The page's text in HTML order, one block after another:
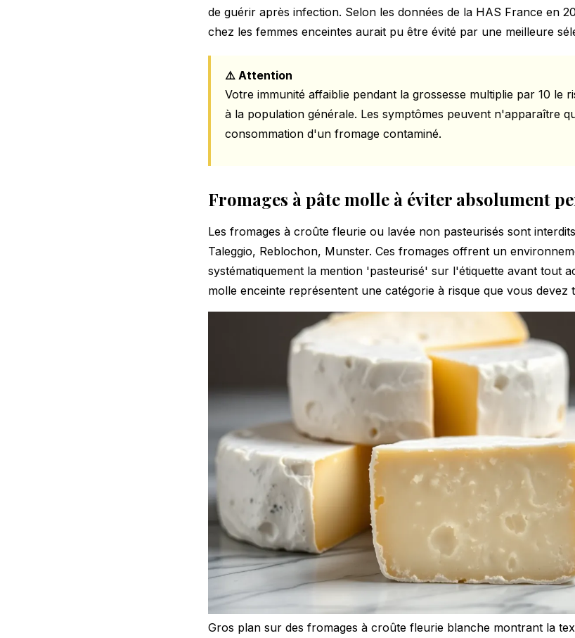
de guérir après infection. Selon les données de la HAS France en
chez les femmes enceintes aurait pu être évité par une meilleure
⚠️ Attention
Votre immunité affaiblie pendant la grossesse multiplie par 10 le
à la population générale. Les symptômes peuvent n'apparaître
consommation d'un fromage contaminé.
Fromages à pâte molle à éviter absolument
Les fromages à croûte fleurie ou lavée non pasteurisés sont
Taleggio, Reblochon, Munster. Ces fromages offrent un
systématiquement la mention 'pasteurisé' sur l'étiquette avant tout
molle enceinte représentent une catégorie à risque que vous devez
Gros plan sur des fromages à croûte fleurie blanche montrant la